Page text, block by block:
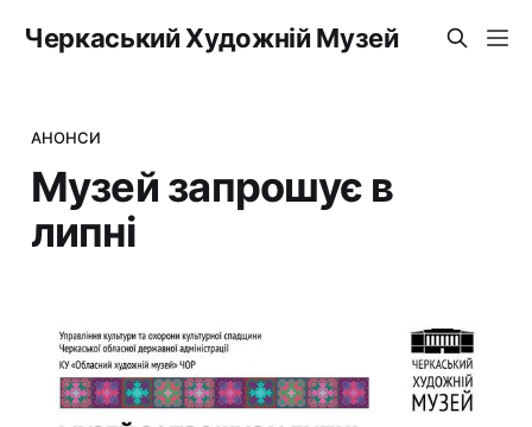
Черкаський Художній Музей
АНОНСИ
Музей запрошує в
липні